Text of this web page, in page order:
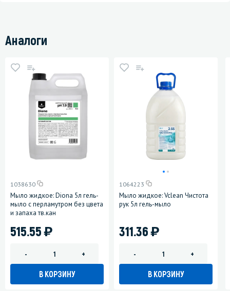
Аналоги
1038630
Мыло жидкое: Diona 5л гель-
мыло с перламутром без цвета
и запаха тв.кан
515.55)
- +
В КОРЗИНУ
1064223
Мыло жидкое: Vclean Чистота
рук 5л гель-мыло
311.36)
- +
В КОРЗИНУ